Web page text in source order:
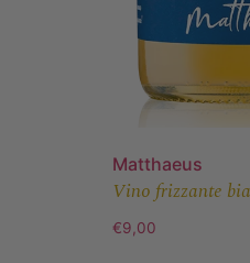
Matthaeus
Vino frizzante
€9,00